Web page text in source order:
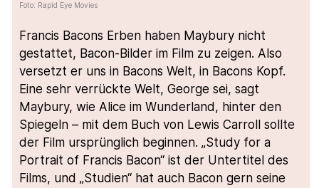
Foto: Rapid Eye Movies
Francis Bacons Erben haben Maybury nicht
gestattet, Bacon-Bilder im Film zu zeigen. Also
versetzt er uns in Bacons Welt, in Bacons Kopf.
Eine sehr verrückte Welt, George sei, sagt
Maybury, wie Alice im Wunderland, hinter den
Spiegeln – mit dem Buch von Lewis Carroll sollte
der Film ursprünglich beginnen. „Study for a
Portrait of Francis Bacon“ ist der Untertitel des
Films, und „Studien“ hat auch Bacon gern seine